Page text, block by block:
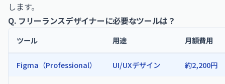
します。
Q. フリーランスデザイナーに必要なツールは？
ツール 用途 月額費用
Figma（Professional） UI/UXデザイン 約2,200円